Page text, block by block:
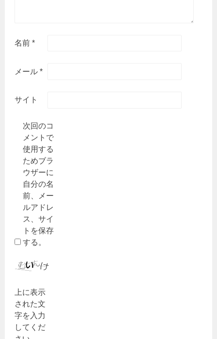
名前*
メール*
サイト
次回のコ
メントで
使用する
ためブラ
ウザーに
自分の名
前、メー
ルアドレ
ス、サイ
トを保存
する。
上に表示
された文
字を入力
してくだ